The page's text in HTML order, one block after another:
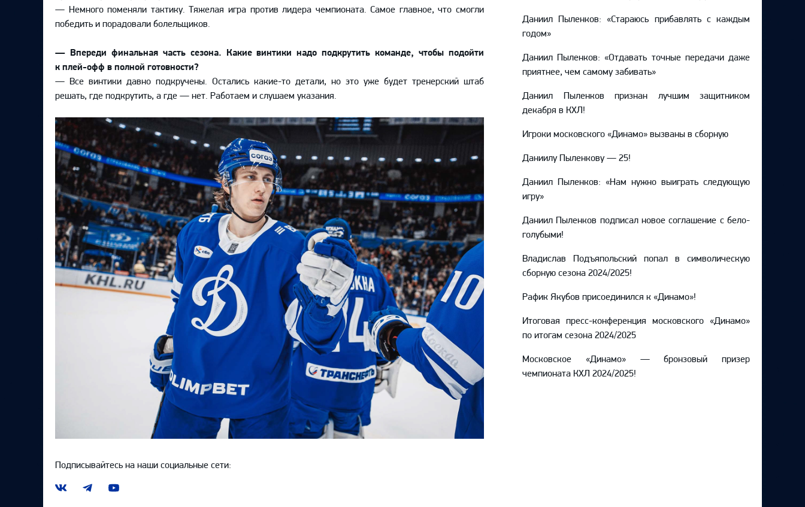
Локомотив
Северсталь
Шанхайские Драконы
— Немного поменяли тактику. Тяжелая игра против лидера чемпионата. Самое главное, что смогли
победить и порадовали болельщиков.
— Впереди финальная часть сезона. Какие винтики надо подкрутить команде, чтобы подойти
к плей-офф в полной готовности?
— Все винтики давно подкручены. Остались какие-то детали, но это уже будет тренерский штаб
решать, где подкрутить, а где — нет. Работаем и слушаем указания.
Подписывайтесь на наши социальные сети:
Наша
Наш
Наш
Даниил Пыленков: «Стараюсь прибавлять с каждым
годом»
Даниил Пыленков: «Отдавать точные передачи даже
приятнее, чем самому забивать»
Даниил Пыленков признан лучшим защитником
декабря в КХЛ!
Игроки московского «Динамо» вызваны в сборную
Даниилу Пыленкову — 25!
Даниил Пыленков: «Нам нужно выиграть следующую
игру»
Даниил Пыленков подписал новое соглашение с бело-
голубыми!
Владислав Подъяпольский попал в символическую
сборную сезона 2024/2025!
Рафик Якубов присоединился к «Динамо»!
Итоговая пресс-конференция московского «Динамо»
по итогам сезона 2024/2025
Московское «Динамо» — бронзовый призер
чемпионата КХЛ 2024/2025!